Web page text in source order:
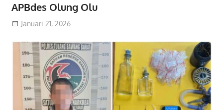
APBdes Olung Olu
Januari 21, 2026